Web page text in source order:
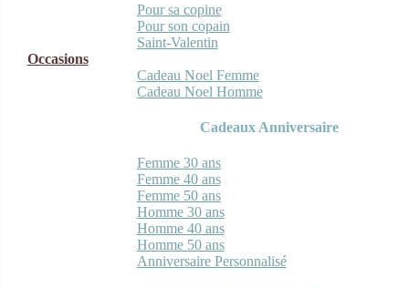
Pour sa copine
Pour son copain
Saint-Valentin
Occasions
Cadeau Noel Femme
Cadeau Noel Homme
Cadeaux Anniversaire
Femme 30 ans
Femme 40 ans
Femme 50 ans
Homme 30 ans
Homme 40 ans
Homme 50 ans
Anniversaire Personnalisé